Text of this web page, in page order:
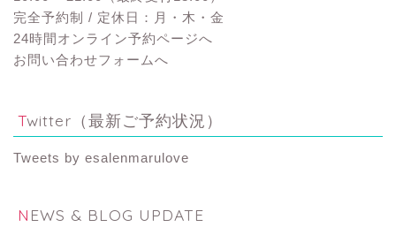
完全予約制 / 定休日：月・木・金
24時間オンライン予約ページへ
お問い合わせフォームへ
Twitter（最新ご予約状況）
Tweets by esalenmarulove
NEWS & BLOG UPDATE